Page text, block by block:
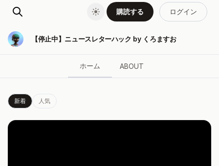
購読する ログイン
【停止中】ニュースレターハック by くろますお
ホーム ABOUT
新着 人気